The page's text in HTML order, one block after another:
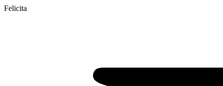
Felicita